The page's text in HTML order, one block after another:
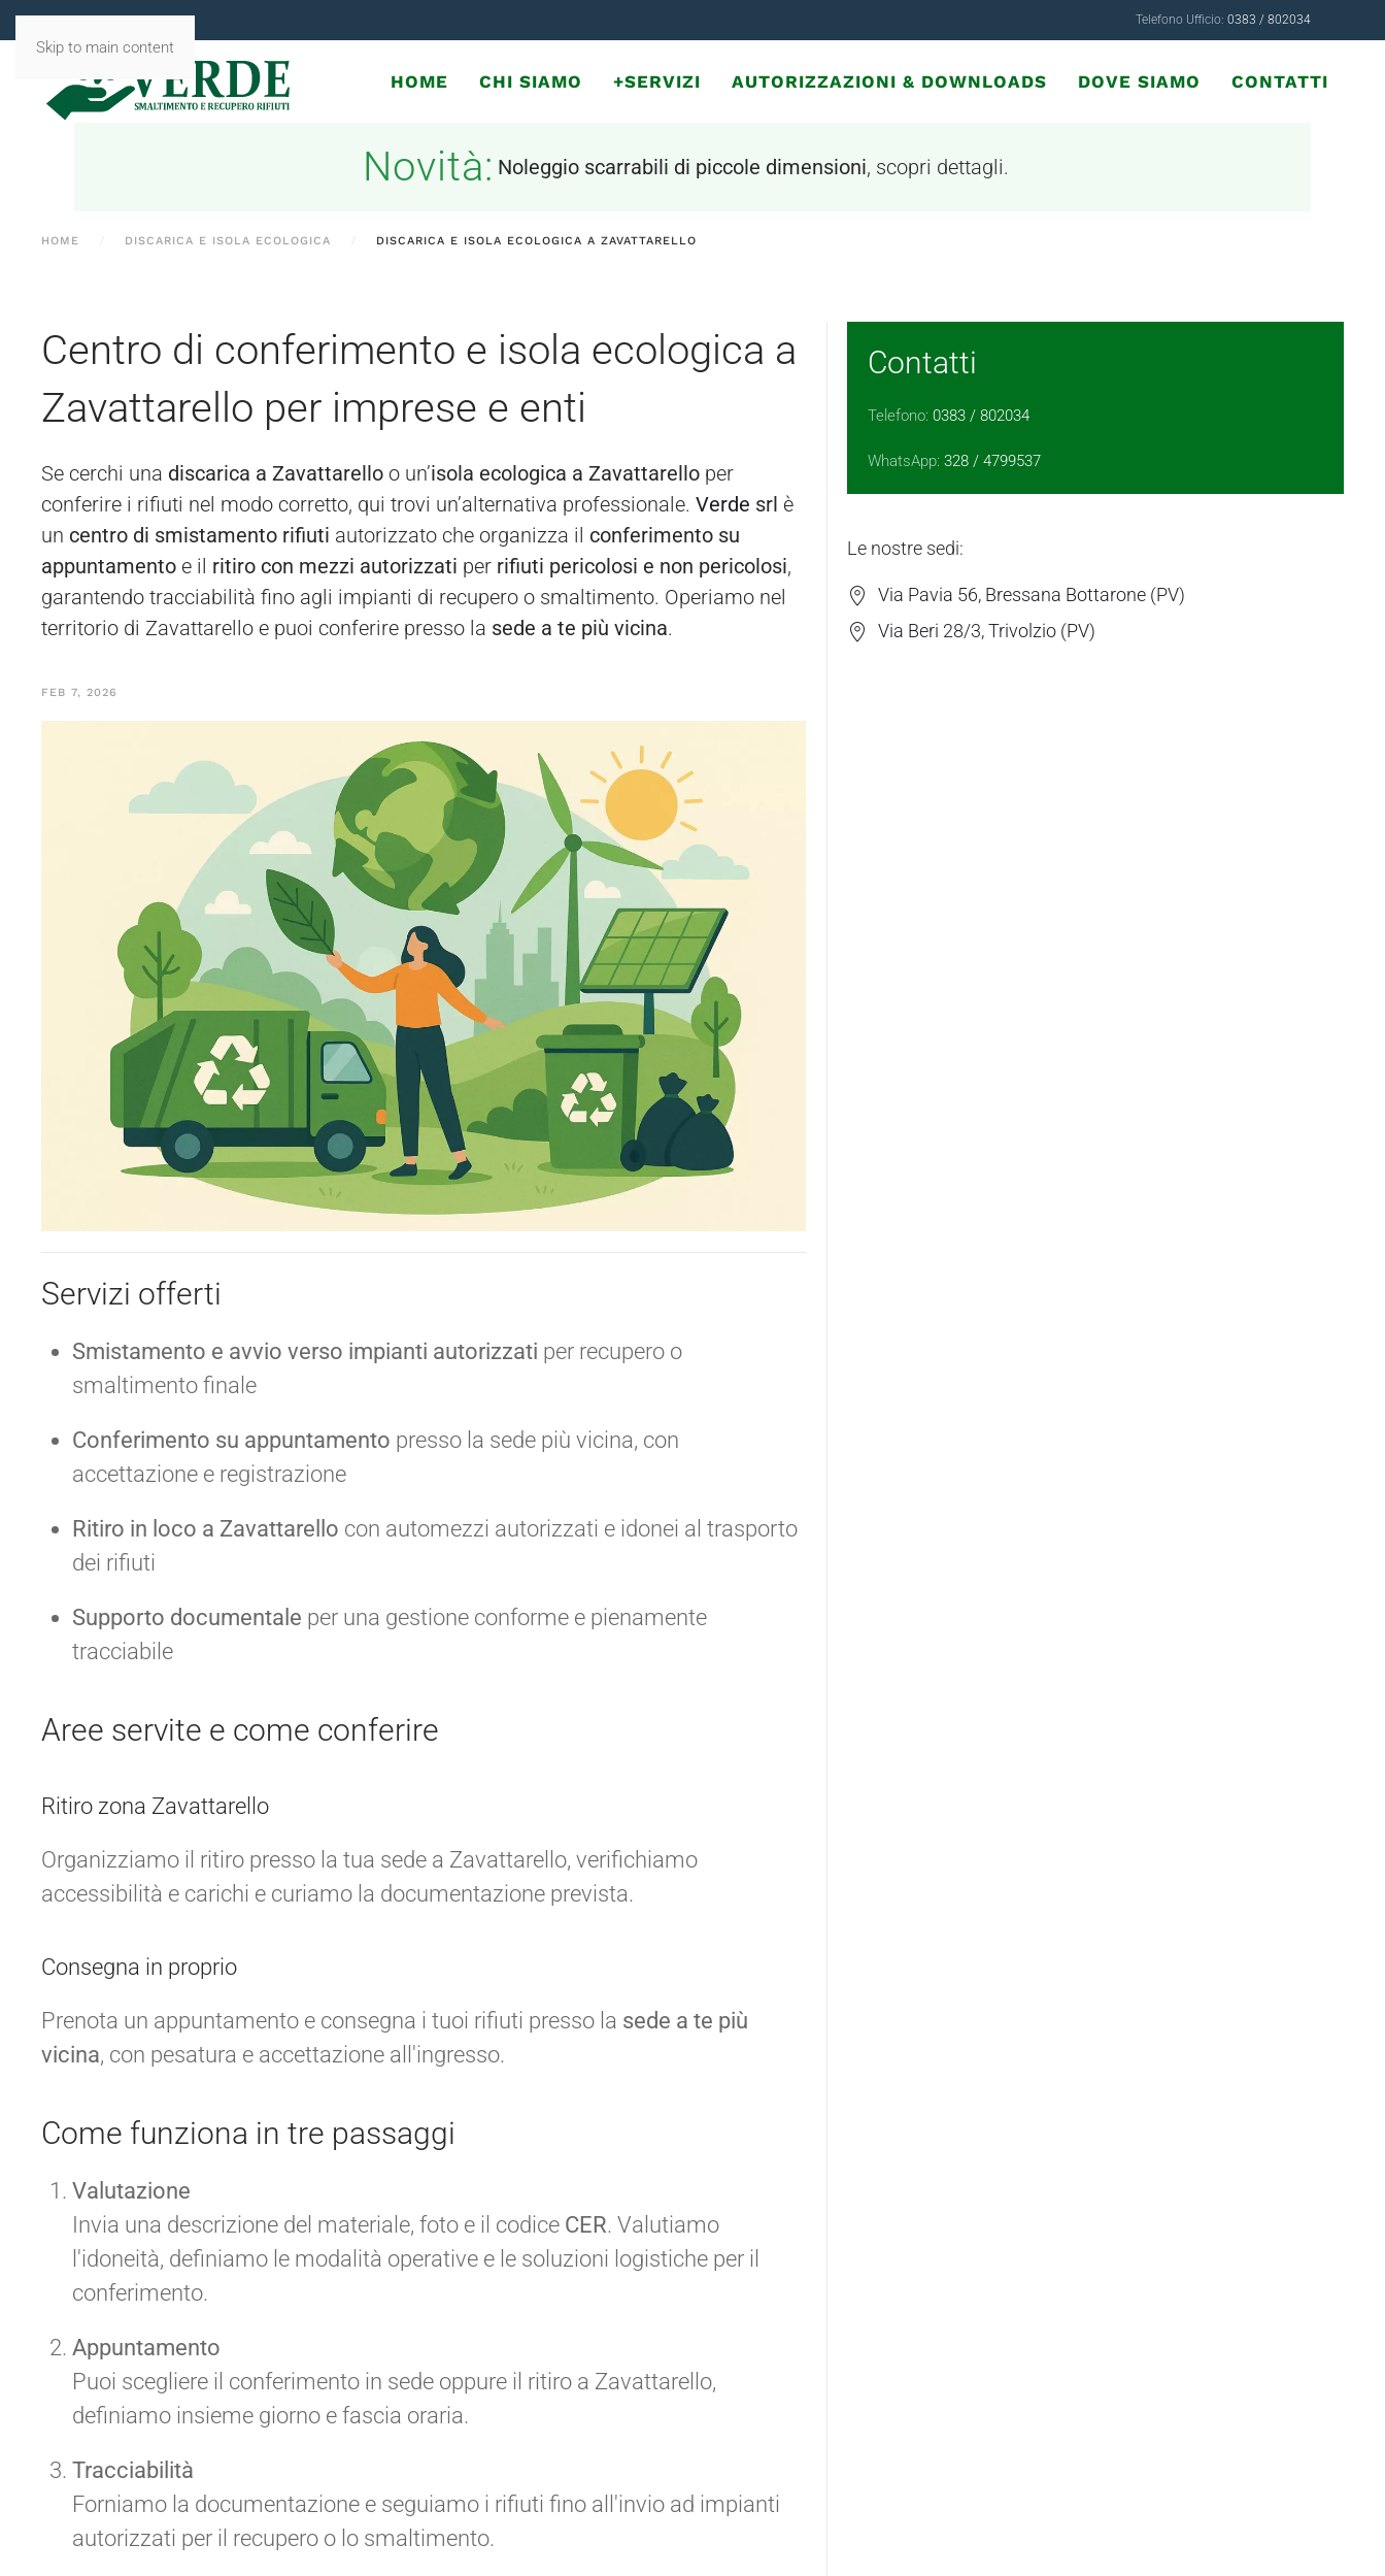
Skip to main content
Telefono Ufficio: 0383 / 802034
HOME CHI SIAMO +SERVIZI AUTORIZZAZIONI & DOWNLOADS DOVE SIAMO CONTATTI
Novità: Noleggio scarrabili di piccole dimensioni, scopri dettagli.
HOME DISCARICA E ISOLA ECOLOGICA DISCARICA E ISOLA ECOLOGICA A ZAVATTARELLO
Centro di conferimento e isola ecologica a
Zavattarello per imprese e enti
Se cerchi una discarica a Zavattarello o un’isola ecologica a Zavattarello per
conferire i rifiuti nel modo corretto, qui trovi un’alternativa professionale. Verde srl è
un centro di smistamento rifiuti autorizzato che organizza il conferimento su
appuntamento e il ritiro con mezzi autorizzati per rifiuti pericolosi e non pericolosi,
garantendo tracciabilità fino agli impianti di recupero o smaltimento. Operiamo nel
territorio di Zavattarello e puoi conferire presso la sede a te più vicina.
FEB 7, 2026
Servizi offerti
Smistamento e avvio verso impianti autorizzati per recupero o
smaltimento finale
Conferimento su appuntamento presso la sede più vicina, con
accettazione e registrazione
Ritiro in loco a Zavattarello con automezzi autorizzati e idonei al trasporto
dei rifiuti
Supporto documentale per una gestione conforme e pienamente
tracciabile
Aree servite e come conferire
Ritiro zona Zavattarello
Organizziamo il ritiro presso la tua sede a Zavattarello, verifichiamo
accessibilità e carichi e curiamo la documentazione prevista.
Consegna in proprio
Prenota un appuntamento e consegna i tuoi rifiuti presso la sede a te più
vicina, con pesatura e accettazione all'ingresso.
Come funziona in tre passaggi
Valutazione
Invia una descrizione del materiale, foto e il codice CER. Valutiamo
l'idoneità, definiamo le modalità operative e le soluzioni logistiche per il
conferimento.
Appuntamento
Puoi scegliere il conferimento in sede oppure il ritiro a Zavattarello,
definiamo insieme giorno e fascia oraria.
Tracciabilità
Forniamo la documentazione e seguiamo i rifiuti fino all'invio ad impianti
autorizzati per il recupero o lo smaltimento.
Contatti
Telefono:0383 / 802034
WhatsApp: 328 / 4799537
Le nostre sedi:
Via Pavia 56, Bressana Bottarone (PV)
Via Beri 28/3, Trivolzio (PV)